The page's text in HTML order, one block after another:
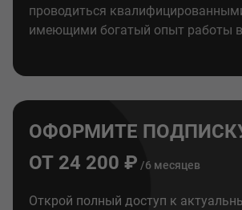
проводиться
имеющими богатый опыт работы в
ОФОРМИТЕ
ОТ 24 200 ₽ /6 месяцев
Открой полный доступ к